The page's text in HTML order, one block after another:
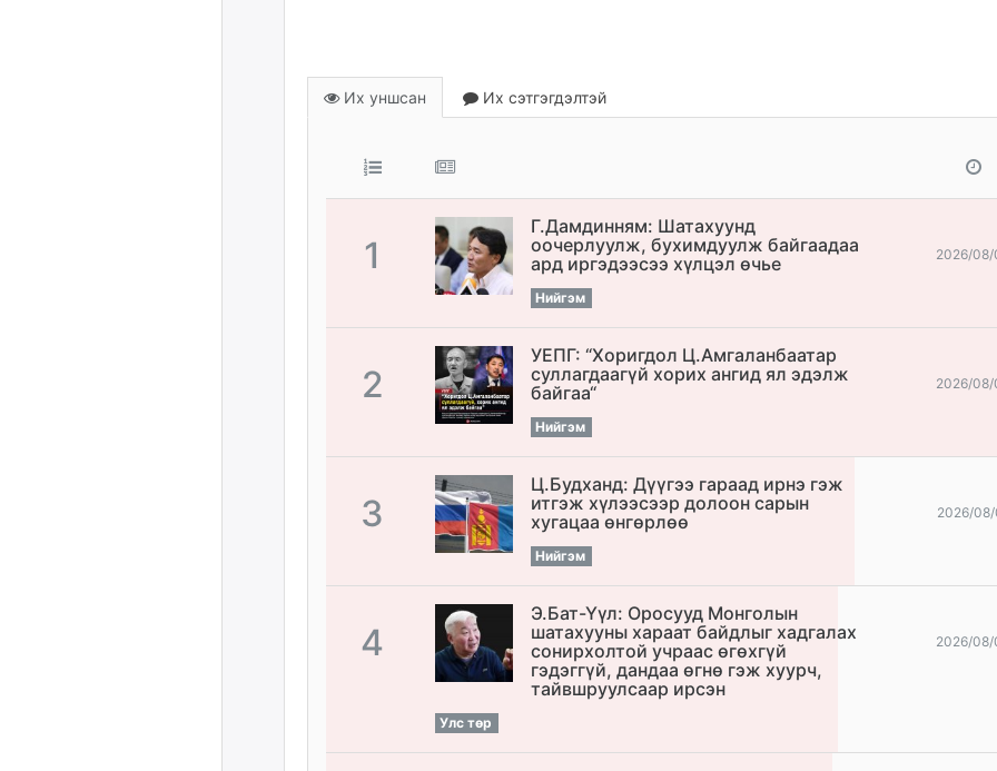
Их уншсан Их сэтгэгдэлтэй
1
Г.Дамдинням: Шатахуунд
оочерлуулж, бухимдуулж байгаадаа
ард иргэдээсээ хүлцэл өчье
Нийгэм
2026/08/
2
УЕПГ: “Хоригдол Ц.Амгаланбаатар
cуллагдаагүй хорих ангид ял эдэлж
байгаа“
Нийгэм
2026/08/
3
Ц.Будханд: Дүүгээ гараад ирнэ гэж
итгэж хүлээсээр долоон сарын
хугацаа өнгөрлөө
Нийгэм
2026/
4
Э.Бат-Үүл: Оросууд Монголын
шатахууны хараат байдлыг хадгалах
сонирхолтой учраас өгөхгүй
гэдэггүй, дандаа өгнө гэж хуурч,
тайвшруулсаар ирсэн
Улс төр
2026/08/